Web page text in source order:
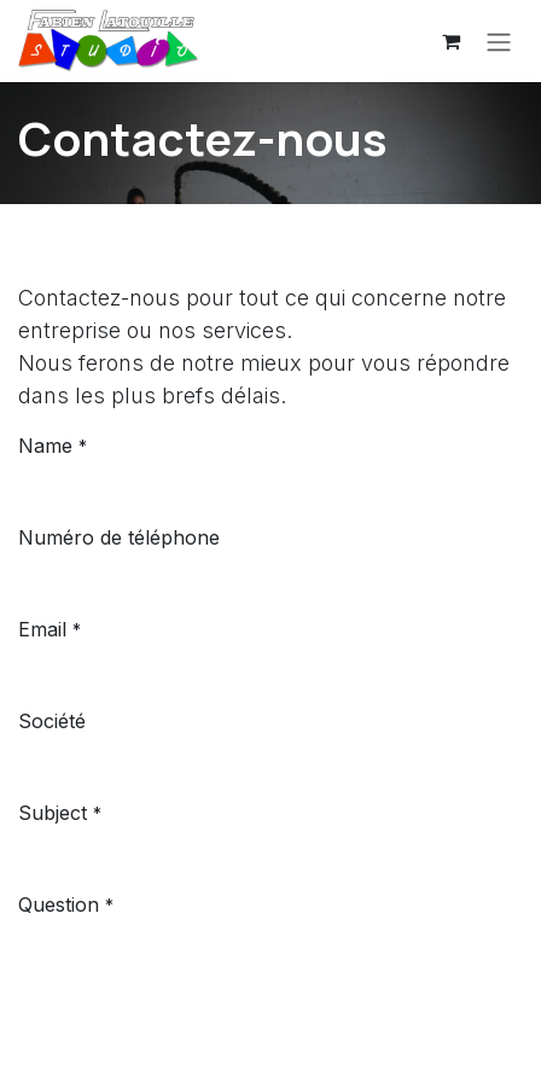
Se rendre au contenu
Contactez-nous
Contactez-nous pour tout ce qui concerne notre
entreprise ou nos services.
Nous ferons de notre mieux pour vous répondre
dans les plus brefs délais.
Name *
Numéro de téléphone
Email *
Société
Subject *
Question *